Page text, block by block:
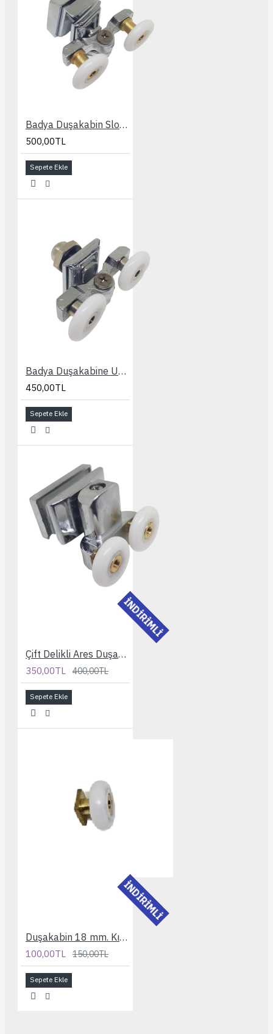
Badya Duşakabin Slot Ayarlı Kapaklı 24 mm. Rulman
500,00TL
Sepete Ekle
Badya Duşakabine Uyumlu Slot Ayarlı 24 mm. Rulman
450,00TL
Sepete Ekle
İNDİRİMLİ
Çift Delikli Ares Duşakabin Rulmanı
350,00TL 400,00TL
Sepete Ekle
İNDİRİMLİ
Duşakabin 18 mm. Kısa Bilyelı Rulman
100,00TL 150,00TL
Sepete Ekle